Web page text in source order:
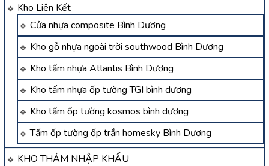
Kho Liên Kết
Cửa nhựa composite Bình Dương
Kho gỗ nhựa ngoài trời southwood Bình Dương
Kho tấm nhựa Atlantis Bình Dương
Kho tấm nhựa ốp tường TGI bình dương
Kho tấm ốp tường kosmos bình dương
Tấm ốp tường ốp trần homesky Bình Dương
KHO THẢM NHẬP KHẨU